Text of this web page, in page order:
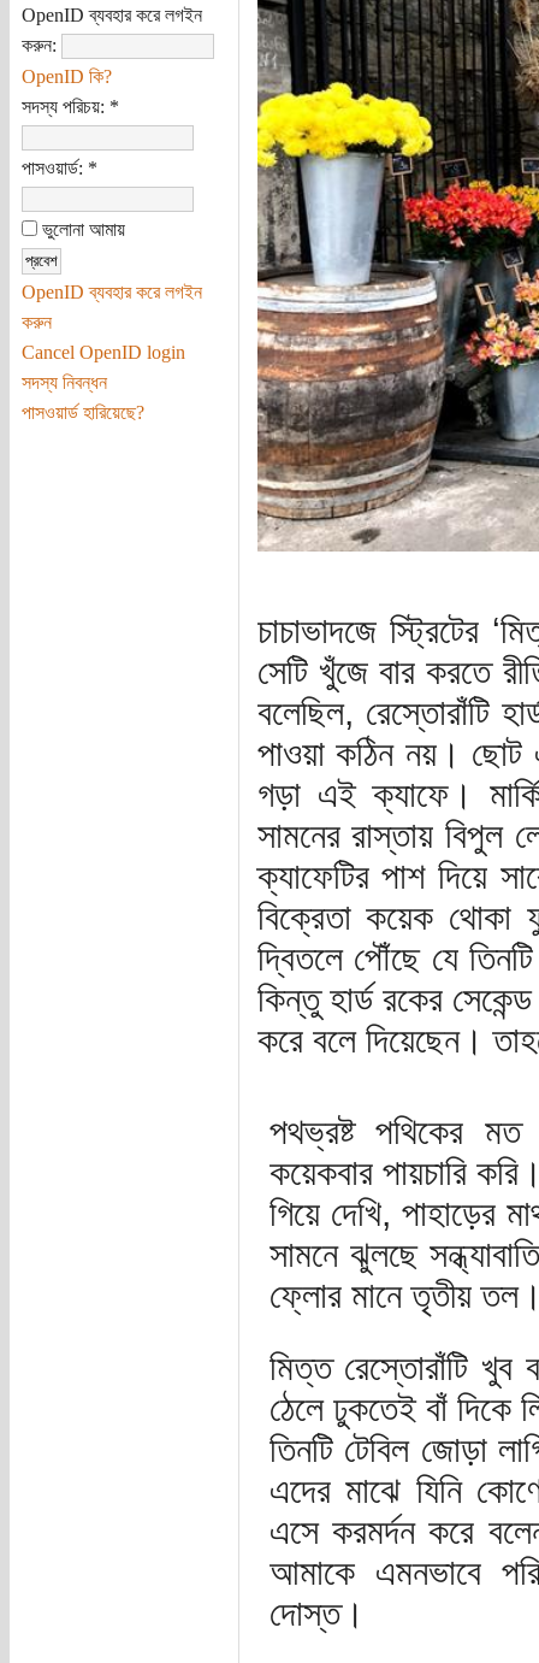
OpenID ব্যবহার করে লগইন
করুন:
OpenID কি?
সদস্য পরিচয়: *
পাসওয়ার্ড: *
ভুলোনা আমায়
OpenID ব্যবহার করে লগইন
করুন
Cancel OpenID login
সদস্য নিবন্ধন
পাসওয়ার্ড হারিয়েছে?
চাচাভাদজে স্ট্রিটের
সেটি খুঁজে বার করতে
বলেছিল, রেস্তোরাঁটি
পাওয়া কঠিন নয়। ছোট
গড়া এই ক্যাফে।
সামনের রাস্তায় বিপুল
ক্যাফেটির পাশ দিয়ে
বিক্রেতা কয়েক থোকা
দ্বিতলে পৌঁছে যে
কিন্তু হার্ড রকের
করে বলে দিয়েছেন।
পথভ্রষ্ট পথিকের মত
কয়েকবার পায়চারি
গিয়ে দেখি,
সামনে ঝুলছে
ফ্লোর মানে তৃতীয়
মিত্ত রেস্তোরাঁটি
ঠেলে ঢুকতেই বাঁ দিকে
তিনটি টেবিল জোড়া
এদের মাঝে যিনি
এসে করমর্দন করে
আমাকে এমনভাবে
দোস্ত।